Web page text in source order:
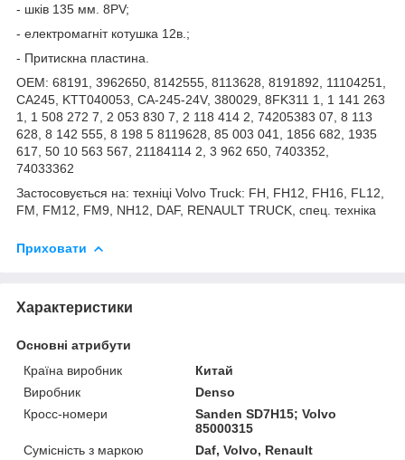
- шків 135 мм. 8PV;
- електромагніт котушка 12в.;
- Притискна пластина.
ОЕM: 68191, 3962650, 8142555, 8113628, 8191892, 11104251,
CA245, KTT040053, CA-245-24V, 380029, 8FK311 1, 1 141 263
1, 1 508 272 7, 2 053 830 7, 2 118 414 2, 74205383 07, 8 113
628, 8 142 555, 8 198 5 8119628, 85 003 041, 1856 682, 1935
617, 50 10 563 567, 21184114 2, 3 962 650, 7403352,
74033362
Застосовується на: техніці Volvo Truck: FH, FH12, FH16, FL12,
FM, FM12, FM9, NH12, DAF, RENAULT TRUCK, спец. техніка
Приховати
Характеристики
Основні атрибути
Країна виробник
Китай
Виробник
Denso
Кросс-номери
Sanden SD7H15; Volvo
85000315
Сумісність з маркою
Daf, Volvo, Renault